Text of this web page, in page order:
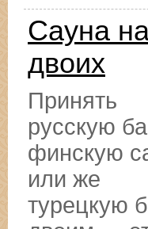
Сауна
двоих
Принять
русскую
финскую
или же
турецкую